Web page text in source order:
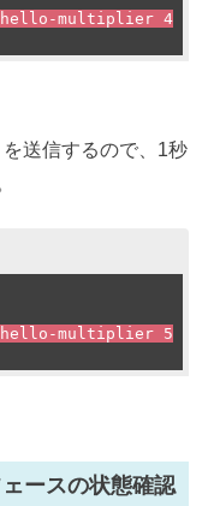
hello-multiplier 4
送信するので、1秒
hello-multiplier 5
ースの状態確認